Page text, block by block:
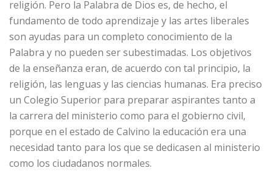
religión. Pero la Palabra de Dios es, de hecho, el
fundamento de todo aprendizaje y las artes liberales
son ayudas para un completo conocimiento de la
Palabra y no pueden ser subestimadas. Los objetivos
de la enseñanza eran, de acuerdo con tal principio, la
religión, las lenguas y las ciencias humanas. Era preciso
un Colegio Superior para preparar aspirantes tanto a
la carrera del ministerio como para el gobierno civil,
porque en el estado de Calvino la educación era una
necesidad tanto para los que se dedicasen al ministerio
como los ciudadanos normales.